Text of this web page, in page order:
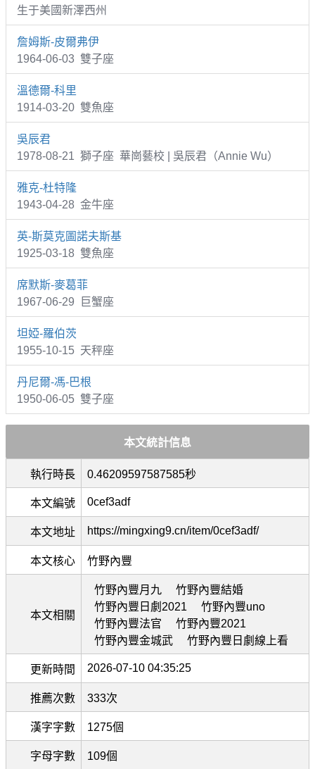
生于美國新澤西州
詹姆斯-皮爾弗伊
1964-06-03 雙子座
溫德爾-科里
1914-03-20 雙魚座
吳辰君
1978-08-21 獅子座 華崗藝校 | 吳辰君（Annie Wu）
雅克-杜特隆
1943-04-28 金牛座
英-斯莫克圖諾夫斯基
1925-03-18 雙魚座
席默斯-麥葛菲
1967-06-29 巨蟹座
坦婭-羅伯茨
1955-10-15 天秤座
丹尼爾-馮-巴根
1950-06-05 雙子座
本文統計信息
執行時長 0.46209597587585秒
本文編號 0cef3adf
本文地址 https://mingxing9.cn/item/0cef3adf/
本文核心 竹野內豐
本文相關
竹野內豐月九
竹野內豐結婚
竹野內豐日劇2021
竹野內豐uno
竹野內豐法官
竹野內豐2021
竹野內豐金城武
竹野內豐日劇線上看
更新時間 2026-07-10 04:35:25
推薦次數 333次
漢字字數 1275個
字母字數 109個